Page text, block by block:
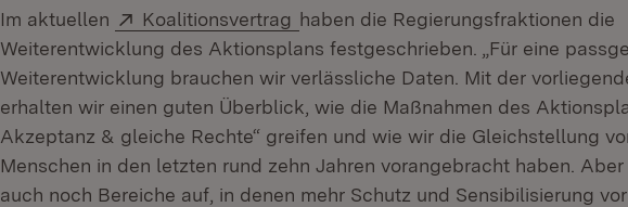
Im aktuellen Extern:
Koalitionsvertrag (Öffnet in neuem Fenster)
haben die Regierungsfraktionen die
Weiterentwicklung des Aktionsplans festgeschrieben. „Für eine
Weiterentwicklung brauchen wir verlässliche Daten. Mit der
erhalten wir einen guten Überblick, wie die Maßnahmen des
Akzeptanz & gleiche Rechte“ greifen und wie wir die Gleichstellung
Menschen in den letzten rund zehn Jahren vorangebracht haben.
auch noch Bereiche auf, in denen mehr Schutz und Sensibilisierung